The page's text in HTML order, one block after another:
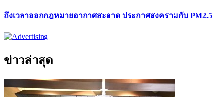
ถึงเวลาออกกฎหมายอากาศสะอาด ประกาศสงครามกับ PM2.5
ข่าวล่าสุด